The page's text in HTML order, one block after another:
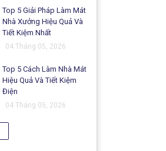
Top 5 Giải Pháp Làm Mát
Nhà Xưởng Hiệu Quả Và
Tiết Kiệm Nhất
04 Tháng 05, 2026
Top 5 Cách Làm Nhà Mát
Hiệu Quả Và Tiết Kiệm
Điện
04 Tháng 05, 2026